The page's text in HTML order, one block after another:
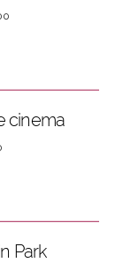
cinema
Park